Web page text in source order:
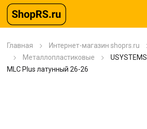
Главная Интернет-магазин shoprs.ru
Металлопластиковые
MLC Plus латунный 26-26